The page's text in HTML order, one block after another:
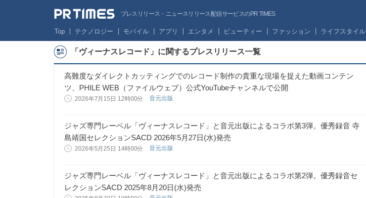
プレスリリース・ニュースリリース配信サービスのPR TIMES
Top テクノロジー モバイル アプリ エンタメ ビューティー ファッション ライフスタイル
「ヴィーナスレコード」に関するプレスリリース一覧
高難度なダイレクトカッティングでのレコード制作の貴重な現場を捉えた動画コンテン
ツ、PHILE WEB（ファイルウェブ）公式YouTubeチャンネルで公開
2026年7月15日 12時00分 音元出版
ジャズ専門レーベル「ヴィーナスレコード」と音元出版によるコラボ第3弾。優秀録音 寺
島靖国セレクションSACD 2026年5月27日(水)発売
2026年5月25日 14時00分 音元出版
ジャズ専門レーベル「ヴィーナスレコード」と音元出版によるコラボ第2弾。優秀録音セ
レクションSACD 2025年8月20日(水)発売